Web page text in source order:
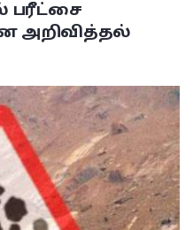
பரீட்சை
அறிவித்தல்